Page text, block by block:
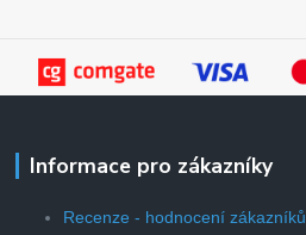
Informace pro zákazníky
Recenze - hodnocení zákazníků